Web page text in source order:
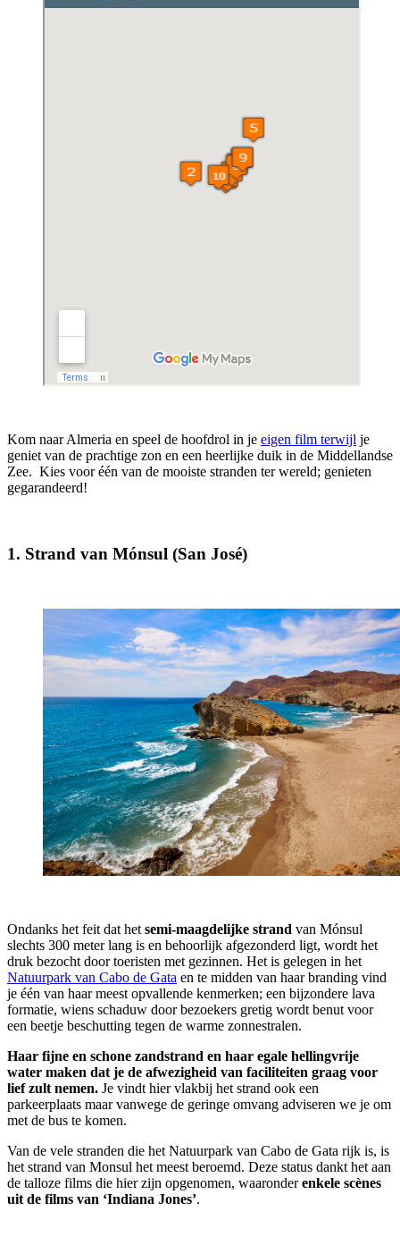
Kom naar Almeria en speel de hoofdrol in je eigen film terwijl je
geniet van de prachtige zon en een heerlijke duik in de Middellandse
Zee. Kies voor één van de mooiste stranden ter wereld; genieten
gegarandeerd!
1. Strand van Mónsul (San José)
Ondanks het feit dat het semi-maagdelijke strand van Mónsul
slechts 300 meter lang is en behoorlijk afgezonderd ligt, wordt het
druk bezocht door toeristen met gezinnen. Het is gelegen in het
Natuurpark van Cabo de Gata en te midden van haar branding vind
je één van haar meest opvallende kenmerken; een bijzondere lava
formatie, wiens schaduw door bezoekers gretig wordt benut voor
een beetje beschutting tegen de warme zonnestralen.
Haar fijne en schone zandstrand en haar egale hellingvrije
water maken dat je de afwezigheid van faciliteiten graag voor
lief zult nemen. Je vindt hier vlakbij het strand ook een
parkeerplaats maar vanwege de geringe omvang adviseren we je om
met de bus te komen.
Van de vele stranden die het Natuurpark van Cabo de Gata rijk is, is
het strand van Monsul het meest beroemd. Deze status dankt het aan
de talloze films die hier zijn opgenomen, waaronderenkele scènes
uit de films van ‘Indiana Jones’.